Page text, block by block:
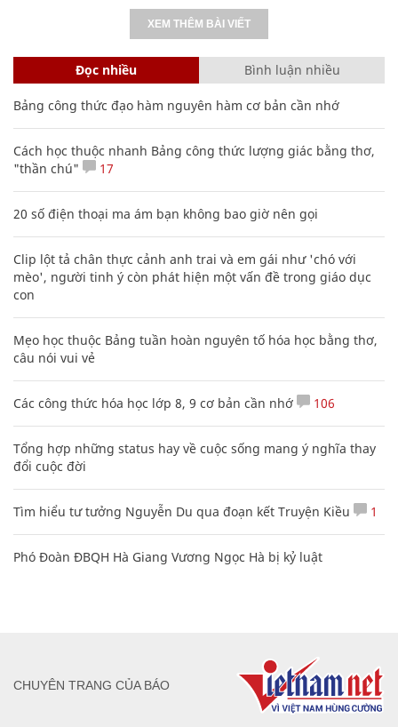
XEM THÊM BÀI VIẾT
Đọc nhiều Bình luận nhiều
Bảng công thức đạo hàm nguyên hàm cơ bản cần nhớ
Cách học thuộc nhanh Bảng công thức lượng giác bằng thơ,
"thần chú"
17
20 số điện thoại ma ám bạn không bao giờ nên gọi
Clip lột tả chân thực cảnh anh trai và em gái như 'chó với
mèo', người tinh ý còn phát hiện một vấn đề trong giáo dục
con
Mẹo học thuộc Bảng tuần hoàn nguyên tố hóa học bằng thơ,
câu nói vui vẻ
Các công thức hóa học lớp 8, 9 cơ bản cần nhớ 106
Tổng hợp những status hay về cuộc sống mang ý nghĩa thay
đổi cuộc đời
Tìm hiểu tư tưởng Nguyễn Du qua đoạn kết Truyện Kiều 1
Phó Đoàn ĐBQH Hà Giang Vương Ngọc Hà bị kỷ luật
CHUYÊN TRANG CỦA BÁO